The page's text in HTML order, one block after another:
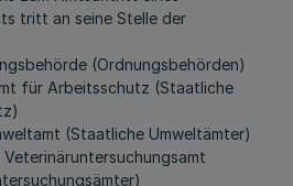
tritt an seine Stelle der
(Ordnungsbehörden)
für Arbeitsschutz (Staatliche
(Staatliche Umweltämter)